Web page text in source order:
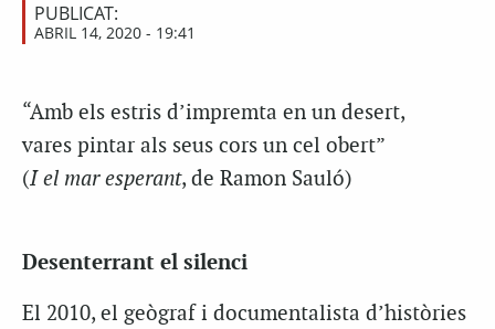
PUBLICAT:
ABRIL 14, 2020 - 19:41
“Amb els estris d’impremta en un desert,
vares pintar als seus cors un cel obert”
(I el mar esperant, de Ramon Sauló)
Desenterrant el silenci
El 2010, el geògraf i documentalista d’històries